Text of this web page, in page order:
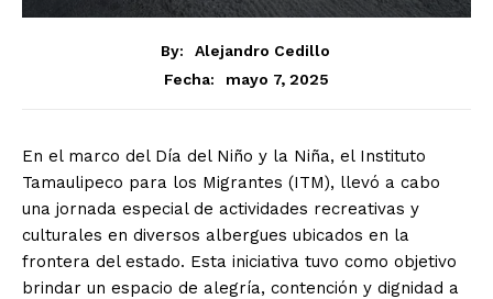
By:
Alejandro Cedillo
Fecha:
mayo 7, 2025
En el marco del Día del Niño y la Niña, el Instituto
Tamaulipeco para los Migrantes (ITM), llevó a cabo
una jornada especial de actividades recreativas y
culturales en diversos albergues ubicados en la
frontera del estado. Esta iniciativa tuvo como objetivo
brindar un espacio de alegría, contención y dignidad a